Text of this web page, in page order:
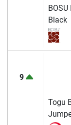
Black
9
Togu